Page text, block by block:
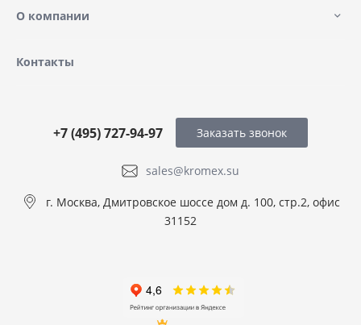
О компании
Контакты
sales@kromex.su
+7 (495) 727-94-97
г. Москва, Дмитровское шоссе дом д. 100, стр.2, офис
31152
Заказать звонок